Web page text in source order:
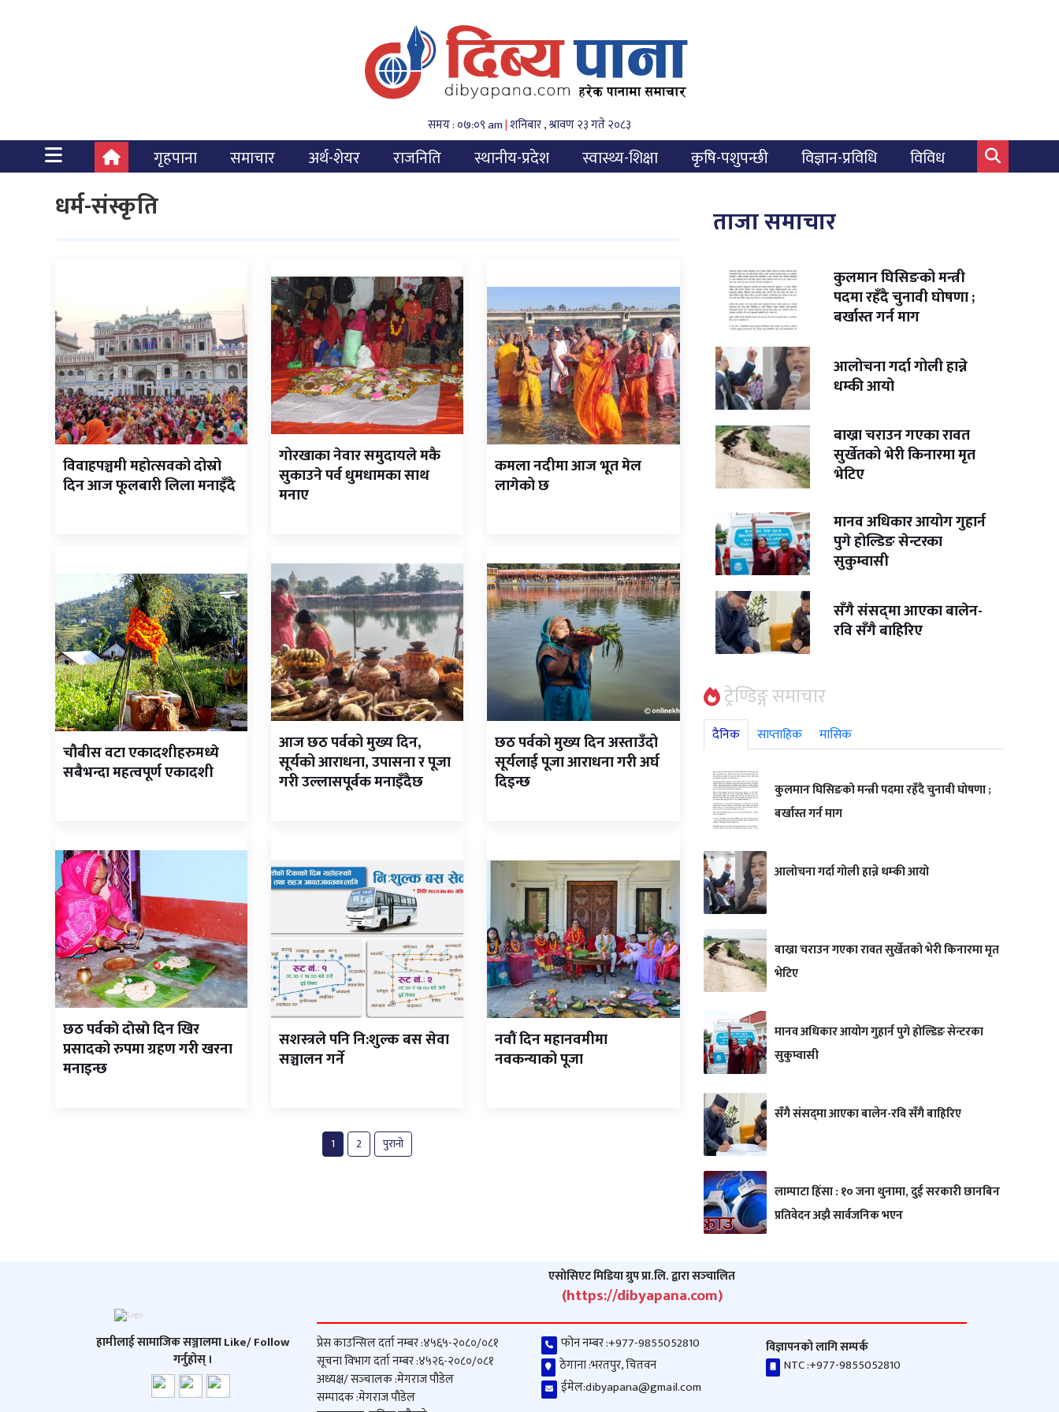
समय : ०७:०९ am|शनिबार , श्रावण २३ गते २०८३
गृहपाना समाचार अर्थ-शेयर राजनिति स्थानीय-प्रदेश स्वास्थ्य-शिक्षा कृषि-पशुपन्छी विज्ञान-प्रविधि विविध
धर्म-संस्कृति
विवाहपञ्चमी महोत्सवको दोस्रो
दिन आज फूलबारी लिला मनाइँदै
गोरखाका नेवार समुदायले मकै
सुकाउने पर्व धुमधामका साथ
मनाए
कमला नदीमा आज भूत मेल
लागेको छ
चौबीस वटा एकादशीहरुमध्ये
सबैभन्दा महत्वपूर्ण एकादशी
आज छठ पर्वको मुख्य दिन,
सूर्यको आराधना, उपासना र पूजा
गरी उल्लासपूर्वक मनाइँदैछ
छठ पर्वको मुख्य दिन अस्ताउँदो
सूर्यलाई पूजा आराधना गरी अर्घ
दिइन्छ
छठ पर्वकाे दाेस्राे दिन खिर
प्रसादको रुपमा ग्रहण गरी खरना
मनाइन्छ
सशस्त्रले पनि नि:शुल्क बस सेवा
सञ्चालन गर्ने
नवौं दिन महानवमीमा
नवकन्याको पूजा
1 2 पुरानो
ताजा समाचार
कुलमान घिसिङको मन्त्री
पदमा रहँदै चुनावी घोषणा ;
बर्खास्त गर्न माग
आलोचना गर्दा गोली हान्ने
धम्की आयो
बाख्रा चराउन गएका रावत
सुर्खेतको भेरी किनारमा मृत
भेटिए
मानव अधिकार आयोग गुहार्न
पुगे होल्डिङ सेन्टरका
सुकुम्वासी
सँगै संसद्‌मा आएका बालेन-
रवि सँगै बाहिरिए
ट्रेण्डिङ्ग समाचार
दैनिक साप्ताहिक मासिक
कुलमान घिसिङको मन्त्री पदमा रहँदै चुनावी घोषणा ;
बर्खास्त गर्न माग
आलोचना गर्दा गोली हान्ने धम्की आयो
बाख्रा चराउन गएका रावत सुर्खेतको भेरी किनारमा मृत
भेटिए
मानव अधिकार आयोग गुहार्न पुगे होल्डिङ सेन्टरका
सुकुम्वासी
सँगै संसद्‌मा आएका बालेन-रवि सँगै बाहिरिए
लाम्पाटा हिंसा : १० जना थुनामा, दुई सरकारी छानबिन
प्रतिवेदन अझै सार्वजनिक भएन
हामीलाई सामाजिक सञ्जालमा Like/ Follow
गर्नुहोस् ।
एसोसिएट मिडिया ग्रुप प्रा.लि. द्वारा सञ्‍चालित
(https://dibyapana.com)
प्रेस काउन्सिल दर्ता नम्बर :४५६५-२०८०/०८१
सूचना विभाग दर्ता नम्बर :४५२६-२०८०/०८१
अध्यक्ष/ सञ्‍चालक :मेगराज पौडेल
सम्पादक :मेगराज पौडेल
फोन नम्बर :+977-9855052810
ठेगाना :भरतपुर, चितवन
ईमेल:dibyapana@gmail.com
विज्ञापनको लागि सम्पर्क
NTC :+977-9855052810